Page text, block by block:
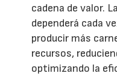
cadena de valor.
dependerá cada
producir más
recursos,
optimizando la